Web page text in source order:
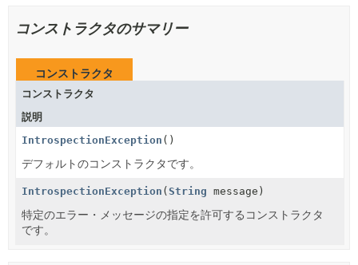
コンストラクタのサマリー
コンストラクタ
コンストラクタ
説明
IntrospectionException ()
デフォルトのコンストラクタです。
IntrospectionException (String message)
特定のエラー・メッセージの指定を許可するコンストラクタ
です。